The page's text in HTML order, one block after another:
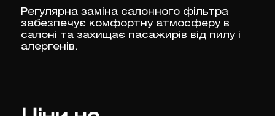
Регулярна заміна салонного фільтра
забезпечує комфортну атмосферу в
салоні та захищає пасажирів від пилу і
алергенів.